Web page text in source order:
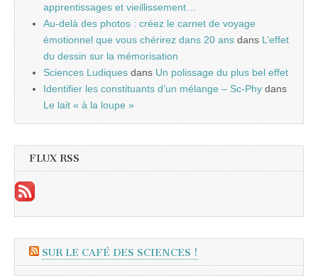
apprentissages et vieillissement…
Au-delà des photos : créez le carnet de voyage
émotionnel que vous chérirez dans 20 ans dans L’effet
du dessin sur la mémorisation
Sciences Ludiques dans Un polissage du plus bel effet
Identifier les constituants d’un mélange – Sc-Phy dans
Le lait « à la loupe »
FLUX RSS
SUR LE CAFÉ DES SCIENCES !